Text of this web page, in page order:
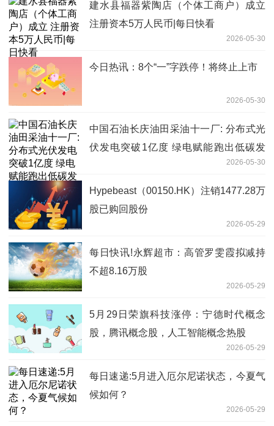
建水县福器紫陶店（个体工商户）成立
注册资本5万人民币|每日快看
2026-05-30
今日热讯：8个“一”字跌停！将终止上市
2026-05-30
中国石油长庆油田采油十一厂: 分布式光
伏发电突破1亿度 绿电赋能跑出低碳发
2026-05-30
Hypebeast（00150.HK）注销1477.28万
股已购回股份
2026-05-29
每日快讯!永辉超市：高管罗雯霞拟减持
不超8.16万股
2026-05-29
5月29日荣旗科技涨停：宁德时代概念
股，腾讯概念股，人工智能概念热股
2026-05-29
每日速递:5月进入厄尔尼诺状态，今夏气
候如何？
2026-05-29